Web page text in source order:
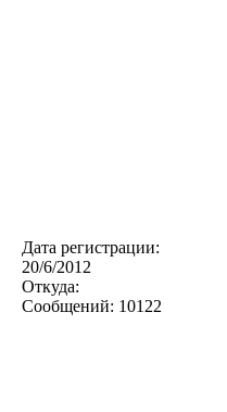
Дата регистрации:
20/6/2012
Откуда:
Сообщений: 10122